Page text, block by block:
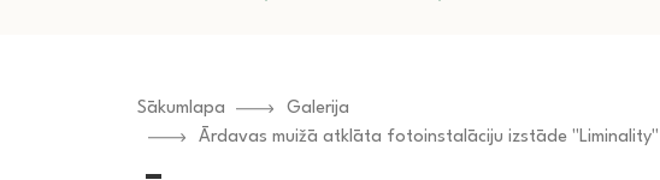
Sākumlapa
Galerija
Ārdavas muižā atklāta fotoinstalāciju izstāde "Liminality"